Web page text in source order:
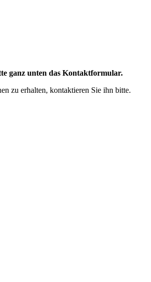
ganz unten das Kontaktformular.
zu erhalten, kontaktieren Sie ihn bitte.